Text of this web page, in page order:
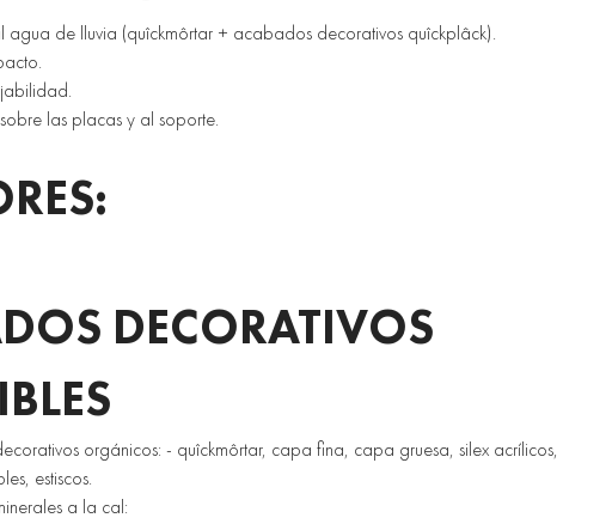
agua de lluvia (quîckmôrtar + acabados decorativos quîckplâck).
las placas y al soporte.
DECORATIVOS
orgánicos: - quîckmôrtar, capa fina, capa gruesa, silex acrílicos,
estiscos.
a la cal: